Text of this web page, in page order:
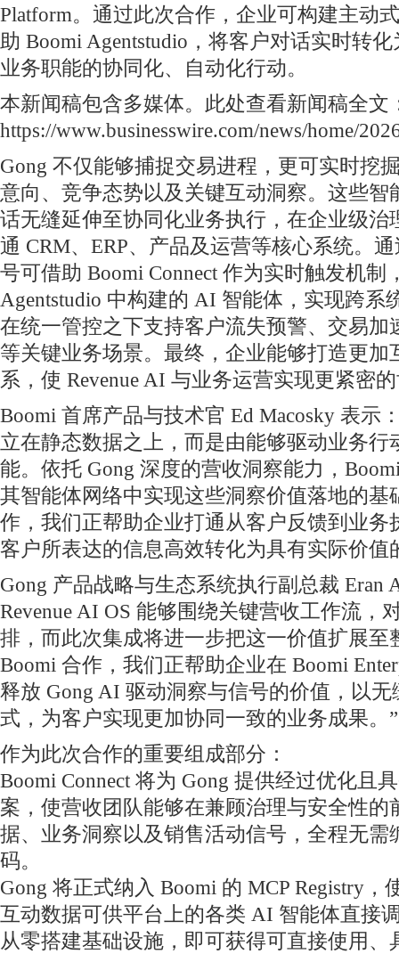
Platform。通过此次合作，企业可构建主动
助 Boomi Agentstudio，将客户对话实时转
业务职能的协同化、自动化行动。
本新闻稿包含多媒体。此处查看新闻稿全文
https://www.businesswire.com/news/home/
Gong 不仅能够捕捉交易进程，更可实时挖
意向、竞争态势以及关键互动洞察。这些智
话无缝延伸至协同化业务执行，在企业级治
通 CRM、ERP、产品及运营等核心系统。
号可借助 Boomi Connect 作为实时触发机制
Agentstudio 中构建的 AI 智能体，实现跨系
在统一管控之下支持客户流失预警、交易加
等关键业务场景。最终，企业能够打造更加
系，使 Revenue AI 与业务运营实现更紧密
Boomi 首席产品与技术官 Ed Macosky 表示
立在静态数据之上，而是由能够驱动业务行
能。依托 Gong 深度的营收洞察能力，
其智能体网络中实现这些洞察价值落地的基
作，我们正帮助企业打通从客户反馈到业务
客户所表达的信息高效转化为具有实际价值
Gong 产品战略与生态系统执行副总裁 Eran
Revenue AI OS 能够围绕关键营收工作流，
排，而此次集成将进一步把这一价值扩展至
Boomi 合作，我们正帮助企业在 Boomi
释放 Gong AI 驱动洞察与信号的价值，以
式，为客户实现更加协同一致的业务成果。”
作为此次合作的重要组成部分：
Boomi Connect 将为 Gong 提供经过优化且
案，使营收团队能够在兼顾治理与安全性的
据、业务洞察以及销售活动信号，全程无需
码。
Gong 将正式纳入 Boomi 的 MCP Registry，
互动数据可供平台上的各类 AI 智能体直接
从零搭建基础设施，即可获得可直接使用、